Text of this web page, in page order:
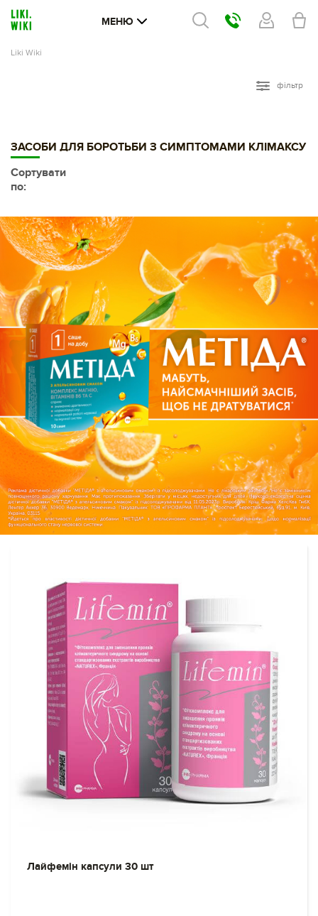
МЕНЮ
Liki Wiki
фільтр
ЗАСОБИ ДЛЯ БОРОТЬБИ З СИМПТОМАМИ КЛІМАКСУ
Сортувати
по:
Лайфемін капсули 30 шт